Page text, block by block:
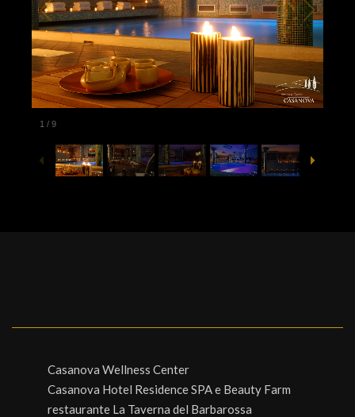
1 / 9
Casanova Wellness Center
Casanova Hotel Residence SPA e Beauty Farm
restaurante La Taverna del Barbarossa